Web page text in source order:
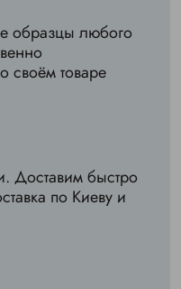
образцы любого
своём товаре
Доставим быстро
по Киеву и